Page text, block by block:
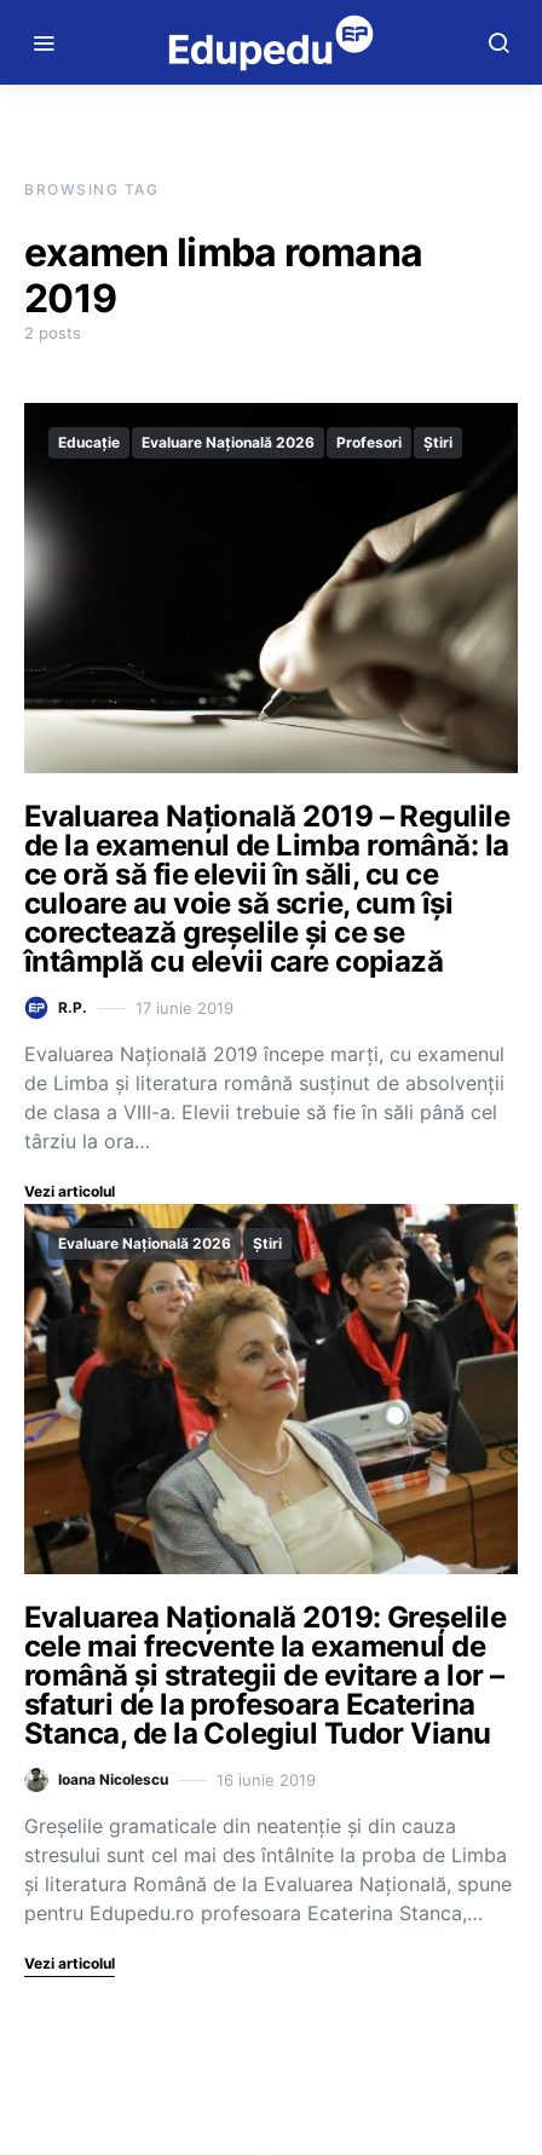
BROWSING TAG
examen limba romana
2019
2 posts
Educație Evaluare Națională 2026 Profesori Știri
Evaluarea Națională 2019 – Regulile
de la examenul de Limba română: la
ce oră să fie elevii în săli, cu ce
culoare au voie să scrie, cum își
corectează greșelile și ce se
întâmplă cu elevii care copiază
R.P. 17 iunie 2019
Evaluarea Națională 2019 începe marți, cu examenul
de Limba și literatura română susținut de absolvenții
de clasa a VIII-a. Elevii trebuie să fie în săli până cel
târziu la ora…
Vezi articolul
Evaluare Națională 2026 Știri
Evaluarea Națională 2019: Greșelile
cele mai frecvente la examenul de
română și strategii de evitare a lor –
sfaturi de la profesoara Ecaterina
Stanca, de la Colegiul Tudor Vianu
Ioana Nicolescu 16 iunie 2019
Greșelile gramaticale din neatenție și din cauza
stresului sunt cel mai des întâlnite la proba de Limba
și literatura Română de la Evaluarea Națională, spune
pentru Edupedu.ro profesoara Ecaterina Stanca,…
Vezi articolul